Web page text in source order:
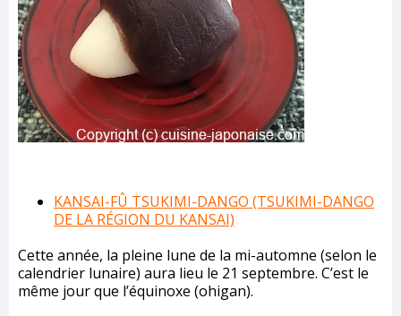
KANSAI-FÛ TSUKIMI-DANGO (TSUKIMI-DANGO
DE LA RÉGION DU KANSAI)
Cette année, la pleine lune de la mi-automne (selon le
calendrier lunaire) aura lieu le 21 septembre. C’est le
même jour que l’équinoxe (ohigan).